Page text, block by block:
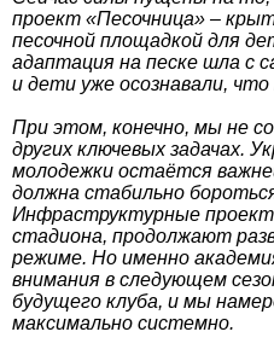
проект «Песочница» –
песочной площадкой для
адаптация на песке шла с
и дети уже осознавали,
При этом, конечно, мы не
других ключевых задачах.
молодежки остаётся
должна стабильно
Инфраструктурные
стадиона, продолжают
режиме. Но именно
внимания в следующем
будущего клуба, и мы
максимально системно.